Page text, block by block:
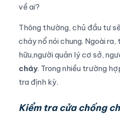
về ai?
Thông thường, chủ đầu tư
cháy nổ nói chung. Ngoài
hữu,người quản lý cơ sở,
cháy. Trong nhiều trường
tra định kỳ.
Kiểm tra cửa chống